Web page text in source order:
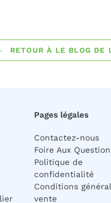
RETOUR À LE BLOG DE
Pages légales
Contactez-nous
Foire Aux
Politique de
confidentialité
Conditions
vente